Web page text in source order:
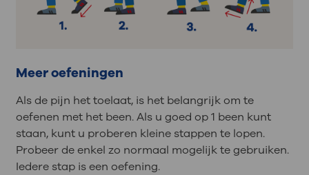
Meer oefeningen
Als de pijn het toelaat, is het belangrijk om te
oefenen met het been. Als u goed op 1 been kunt
staan, kunt u proberen kleine stappen te lopen.
Probeer de enkel zo normaal mogelijk te gebruiken.
Iedere stap is een oefening.